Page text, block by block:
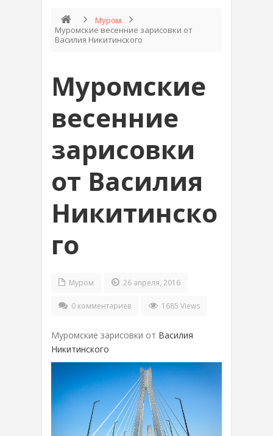
Муром
Муромские весенние зарисовки от
Василия Никитинского
Муромские
весенние
зарисовки
от Василия
Никитинско
го
Муром 26 апреля, 2016
0 комментариев 1685 Views
Муромские зарисовки от Василия
Никитинского